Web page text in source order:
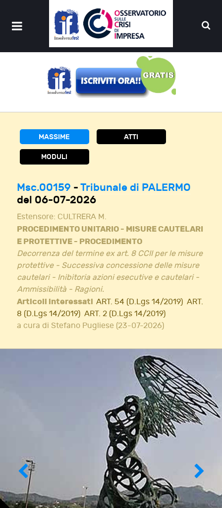
MASSIME ATTI
MODULI
Msc.00159 - Tribunale di PALERMO
del 06-07-2026
Estensore: CULTRERA M.
PROCEDIMENTO UNITARIO - MISURE CAUTELARI
E PROTETTIVE - PROCEDIMENTO
Decorrenza del termine ex art. 8 CCII per le misure
protettive - Successiva concessione delle misure
cautelari - Inibitoria azioni esecutive e cautelari -
Ammissibilità - Ragioni.
Articoli interessati ART. 54 (D.Lgs 14/2019) ART.
8 (D.Lgs 14/2019) ART. 2 (D.Lgs 14/2019)
a cura di Stefano Pugliese (23-07-2026)